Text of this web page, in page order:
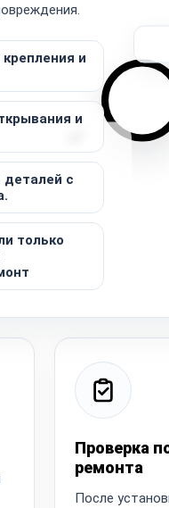
и
и
деталей с
только
Проверка
ремонта
После